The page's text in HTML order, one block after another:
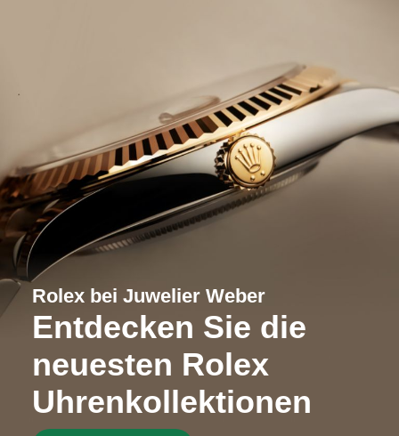
Rolex bei Juwelier Weber
Entdecken Sie die
neuesten Rolex
Uhrenkollektionen